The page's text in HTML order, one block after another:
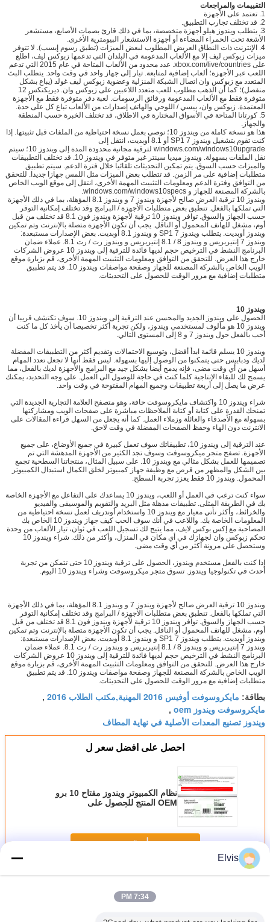
التقييمات والمراجعات
1. تعتمد على الأجهزة
2. قد تختلف تجارب التطبيق.
3. يتطلب ويندوز هيلو أجهزة متخصصة، بما في ذلك قارئ بصمات الأصابع، مستشعر
الأشعة تحت الحمراء المضاءة أو أجهزة الاستشعار البيومترية الأخرى.
4. الإنترنت ذات النطاق العريض المطلوب لبعض الميزات (تطبق رسوم إيسب). لا تتوفر
ميزات زبوكس ليف إلا مع الألعاب المدعومة في البلدان التي تدعمها زبوكس ليف، اطلع
على xbox.com/live/countries. عدد محدود من الألعاب المتاحة في عام 2015 التي تدعم
اللعب عبر الأجهزة؛ ألعاب إضافية لمتابعة. تيار إلى جهاز واحد في وقت واحد. يتطلب البث
المتعدد مع زبوكس وان اتصال الشبكة المنزلية وعضوية زبوكس ليف غولد (يباع بشكل
منفصل)؛ كما أن الذهب مطلوب للعب متعدد اللاعبين على زبوكس وان. ديريكتكس 12
متوفرة فقط مع الألعاب المدعومة ورقائق الرسومات. لعبة دفر متوفرة فقط مع الأجهزة
المعتمدة. زبوكس وان، بيسي / اللوحي والهاتف إصدارات من الألعاب تباع كل على حدة.
5. كورتانا المتاحة في الأسواق المختارة في الاطلاق، قد تختلف الخبرة حسب المنطقة
والجهاز.
هذا هو نسخة كاملة من ويندوز 10؛ نوصي بعمل نسخة احتياطية من الملفات قبل تثبيتها. إذا
كنت تقوم بتشغيل ويندوز 7 SP1 أو 8.1 أوبديت، انتقل إلى
windows.com/windows10upgrade لترقية مجانية محدودة المدة إلى ويندوز 10؛ سيتم
نقل الملفات بسهولة. ويندوز ميديا ​​سينتر غير متوفر في ويندوز 10. قد تختلف التطبيقات
والميزات حسب السوق. يتم تمكين التحديثات تلقائيا خلال فترة الدعم. سيتم تطبيق
متطلبات إضافية على مر الزمن. قد تتطلب بعض الميزات مثل اللمس جهازا جديدا. للتحقق
من التوافق وفترة الدعم ومعلومات التثبيت المهمة الأخرى، انتقل إلى موقع الويب الخاص
بالشركة المصنعة للجهاز و windows.com/windows10specs.
ويندوز 10 ترقية العرض صالح لأجهزة ويندوز 7 و ويندوز 8.1 المؤهلة، بما في ذلك الأجهزة
التي تملكها بالفعل. تنطبق بعض متطلبات الأجهزة / البرامج وقد تختلف إمكانية التوفر
حسب الجهاز والسوق. توافر ويندوز 10 ترقية لأجهزة ويندوز فون 8.1 قد تختلف من قبل
أوم، مشغل للهاتف المحمول أو الناقل. يجب أن تكون الأجهزة متصلة بالإنترنت وتم تمكين
ويندوز أوبديت. يتطلب ويندوز 7 SP1 و ويندوز 8.1 أوبديت. بعض الإصدارات مستبعدة:
ويندوز 7 إنتيربريس و ويندوز 8 / 8.1 إنتيربريس و ويندوز رت / رت 8.1. عملاء ضمان
البرنامج النشط في الترخيص حجم لديها فائدة للترقية إلى ويندوز 10 عروض الشركات
خارج هذا العرض. للتحقق من التوافق ومعلومات التثبيت المهمة الأخرى، قم بزيارة موقع
الويب الخاص بالشركة المصنعة للجهاز وصفحة مواصفات ويندوز 10. قد يتم تطبيق
متطلبات إضافية مع مرور الوقت للحصول على التحديثات.
ويندوز 10
الحصول على ويندوز الجديد والمحسن عند الترقية إلى ويندوز 10. سوف تكتشف قريبا أن
ويندوز 10 هو مألوف لمستخدمي ويندوز، ولكن تجربة أكثر تخصيصا أن يأخذ كل ما كنت
أحب بالفعل حول ويندوز 7 و 8 إلى المستوى التالي.
ويندوز 10 يسلم قائمة ابدأ أفضل، وتوسيع الاحتمالات وتقديم أكثر من التطبيقات المفضلة
لديك ودبابيس حتى يتمكنوا من الوصول إليها بسهولة. ليس فقط أنها لا تجعل تعدد المهام
أسهل من أي وقت مضى، فإنه يدمج أيضا بشكل جيد مع البرامج والأجهزة لديك بالفعل، مما
يسمح لك للبقاء الإنتاجية كلما كنت في حاجة للوصول الى العمل. على وجه التحديد، يمكنك
عرض ما يصل إلى أربعة تطبيقات وجميع المهام المفتوحة في وقت واحد.
شراء ويندوز 10 واكتشاف مايكروسوفت حافة، وهو متصفح العلامة التجارية الجديدة التي
تمنحك القدرة على كتابة أو كتابة الملاحظات مباشرة على صفحات الويب ومشاركتها
بسهولة مع الأصدقاء والعائلة وزملاء العمل. كما أنه يجعل من السهل قراءة المقالات على
الانترنت دون الهاء وحفظ الصفحات المفضلة في وقت لاحق.
عند الترقية إلى ويندوز 10، تطبيقاتك سوف تعمل كبيرة في جميع الأوضاع، على جميع
الأجهزة. تصفح متجر ميكروسوفت وسوف تجد الكثير من الأجهزة المدهشة التي تم
تصميمها للعمل بشكل مثالي مع ويندوز 10. على سبيل المثال، منتجاتنا السطحية تجمع
بين الشكل والمظهر من قرص مع وظيفة جهاز كمبيوتر لخلق الكمال استبدال الكمبيوتر
المحمول. ويندوز 10 فقط يعزز تجربة السطح.
سواء كنت ترغب في العمل أو اللعب، ويندوز 10 يساعدك على التفاعل مع الأجهزة الخاصة
بك في الطريقة المثلى. تطبيقات مذهلة مثل البريد والتقويم والموسيقى والفيديو
والخرائط، وأكثر تأتي معيار مع ويندوز 10 واستخدام أوندريف لعمل نسخة احتياطية من
المعلومات الخاصة بك. واللاعب في أنك سوف الحب كيف جهاز ويندوز 10 الخاص بك
المصاحبة مع إكس بوكس ​​لايف، مما يتيح لك تسجيل اللعب في ثوان، تيار الألعاب من وحدة
تحكم زبوكس وان لجهازك في أي مكان في المنزل، وأكثر من ذلك. شراء ويندوز 10
وستحصل على مرونة أكثر من أي وقت مضى.
إذا كنت بالفعل مستخدم ويندوز، الحصول على ترقية ويندوز 10 حتى تتمكن من تجربة
أحدث في تكنولوجيا ويندوز. تسوق متجر ميكروسوفت وشراء ويندوز 10 اليوم.
ويندوز 10 ترقية العرض صالح لأجهزة ويندوز 7 و ويندوز 8.1 المؤهلة، بما في ذلك الأجهزة
التي تملكها بالفعل. تنطبق بعض متطلبات الأجهزة / البرامج وقد تختلف إمكانية التوفر
حسب الجهاز والسوق. توافر ويندوز 10 ترقية لأجهزة ويندوز فون 8.1 قد تختلف من قبل
أوم، مشغل للهاتف المحمول أو الناقل. يجب أن تكون الأجهزة متصلة بالإنترنت وتم تمكين
ويندوز أوبديت. يتطلب ويندوز 7 SP1 و ويندوز 8.1 أوبديت. بعض الإصدارات مستبعدة:
ويندوز 7 إنتيربريس و ويندوز 8 / 8.1 إنتيربريس و ويندوز رت / رت 8.1. عملاء ضمان
البرنامج النشط في الترخيص حجم لديها فائدة للترقية إلى ويندوز 10 عروض الشركات
خارج هذا العرض. للتحقق من التوافق ومعلومات التثبيت المهمة الأخرى، قم بزيارة موقع
الويب الخاص بالشركة المصنعة للجهاز وصفحة مواصفات ويندوز 10. قد يتم تطبيق
متطلبات إضافية مع مرور الوقت للحصول على التحديثات.
بطاقة: مايكروسوفت أوفيس 2016 المهنية,مكتب الطلاب 2016 ,
مايكروسوفت ويندوز oem ,
ويندوز تصنيع المعدات الأصلية في نهاية المطاف
احصل على افضل سعر ل
نظام الكمبيوتر ويندوز مفتاح 10 برو
OEM المنتج للحصول على
استمر
أكثربرامج أخرى
Elvis
7:34 PM